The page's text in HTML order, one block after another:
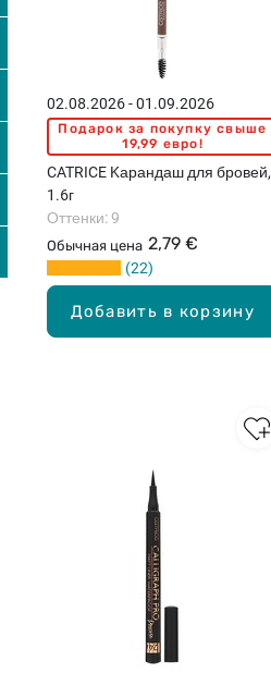
Добавить в корзину
02.08.2026 - 01.09.2026
Подарок за покупку свыше
19,99 евро!
CATRICE Kарандаш для бровей,
1.6г
Обычная цена 2,79 €
Оттенки: 9
22